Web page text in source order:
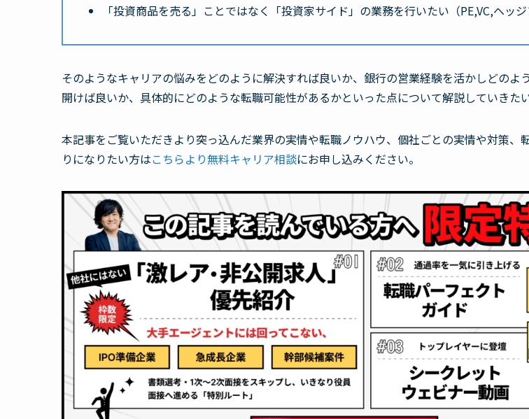
「投資商品を売る」ことではなく「投資家サイド」の業務を行いたい（PE,VC,ヘッジ
そのようなキャリアの悩みをどのように解決すれば良いか、銀行の営業経験を活かしどのよ
開けば良いか、具体的にどのような転職可能性があるかといった点について解説していきたい
本記事をご覧いただきより突っ込んだ業界の実情や転職ノウハウ、個社ごとの実情や対策、
りになりたい方はこちらより無料キャリア相談にお申し込みください。